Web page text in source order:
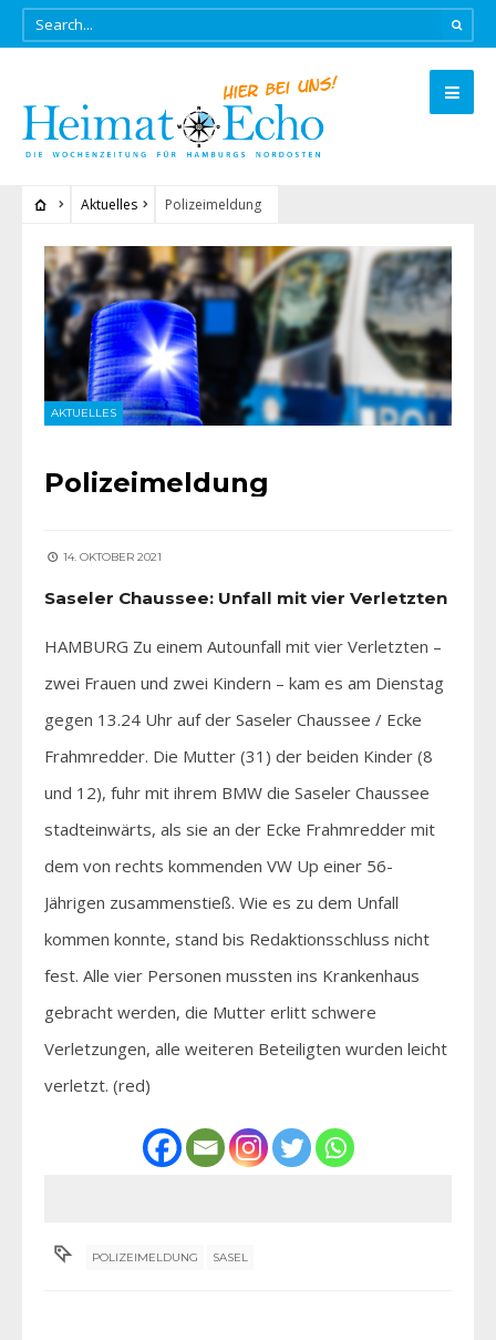
Aktuelles Polizeimeldung
AKTUELLES
Polizeimeldung
14. OKTOBER 2021
Saseler Chaussee: Unfall mit vier Verletzten
HAMBURG Zu einem Autounfall mit vier Verletzten –
zwei Frauen und zwei Kindern – kam es am Dienstag
gegen 13.24 Uhr auf der Saseler Chaussee / Ecke
Frahmredder. Die Mutter (31) der beiden Kinder (8
und 12), fuhr mit ihrem BMW die Saseler Chaussee
stadteinwärts, als sie an der Ecke Frahmredder mit
dem von rechts kommenden VW Up einer 56-
Jährigen zusammenstieß. Wie es zu dem Unfall
kommen konnte, stand bis Redaktionsschluss nicht
fest. Alle vier Personen mussten ins Krankenhaus
gebracht werden, die Mutter erlitt schwere
Verletzungen, alle weiteren Beteiligten wurden leicht
verletzt. (red)
POLIZEIMELDUNG SASEL